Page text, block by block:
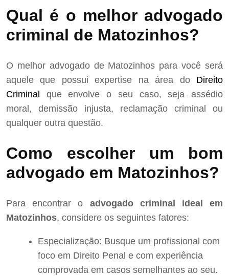
Qual é o melhor advogado
criminal de Matozinhos?
O melhor advogado de Matozinhos para você será
aquele que possui expertise na área do Direito
Criminal que envolve o seu caso, seja assédio
moral, demissão injusta, reclamação criminal ou
qualquer outra questão.
Como escolher um bom
advogado em Matozinhos?
Para encontrar o advogado criminal ideal em
Matozinhos, considere os seguintes fatores:
Especialização: Busque um profissional com
foco em Direito Penal e com experiência
comprovada em casos semelhantes ao seu.